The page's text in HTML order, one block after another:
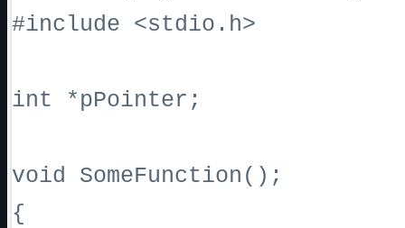
#include <stdio.h>
int *pPointer;
void SomeFunction();
{